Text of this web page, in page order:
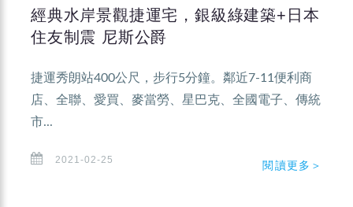
經典水岸景觀捷運宅，銀級綠建築+日本
住友制震 尼斯公爵
捷運秀朗站400公尺，步行5分鐘。鄰近7-11便利商
店、全聯、愛買、麥當勞、星巴克、全國電子、傳統
市...
2021-02-25 閱讀更多＞